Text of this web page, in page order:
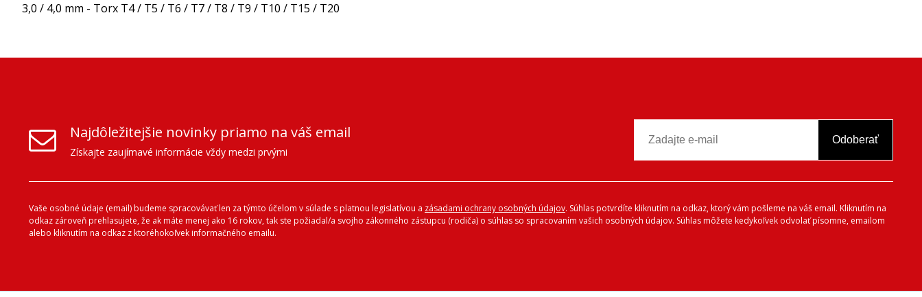
3,0 / 4,0 mm - Torx T4 / T5 / T6 / T7 / T8 / T9 / T10 / T15 / T20
Najdôležitejšie novinky priamo na váš email
Získajte zaujímavé informácie vždy medzi prvými
Odoberať
Vaše osobné údaje (email) budeme spracovávať len za týmto účelom v súlade s platnou legislatívou a zásadami ochrany osobných údajov. Súhlas potvrdíte kliknutím na odkaz, ktorý vám pošleme na váš email. Kliknutím na
odkaz zároveň prehlasujete, že ak máte menej ako 16 rokov, tak ste požiadal/a svojho zákonného zástupcu (rodiča) o súhlas so spracovaním vašich osobných údajov. Súhlas môžete kedykoľvek odvolať písomne, emailom
alebo kliknutím na odkaz z ktoréhokoľvek informačného emailu.